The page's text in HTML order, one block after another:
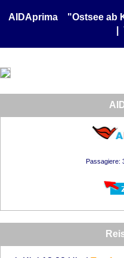
AIDAprima "Ostsee ab
|
Passagiere: